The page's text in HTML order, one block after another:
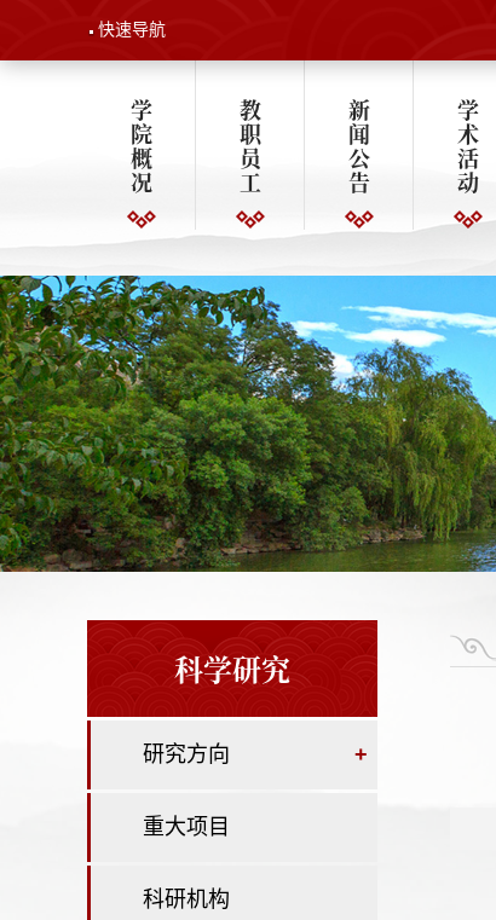
快速导航
学
院
概
况
教
职
员
工
新
闻
公
告
学
术
活
动
科学研究
研究方向 +
重大项目
科研机构